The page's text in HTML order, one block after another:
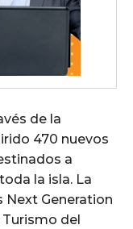
de la
470 nuevos
a
la isla. La
Next Generation
del